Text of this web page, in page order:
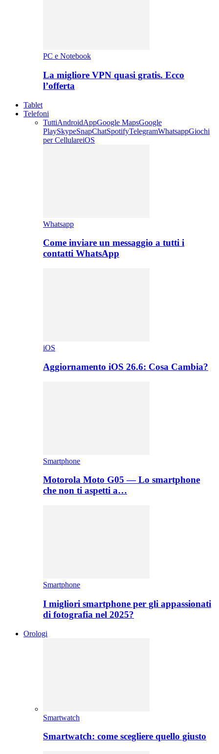
PC e Notebook
La migliore VPN quasi gratis. Ecco
l’offerta
Tablet
Telefoni
TuttiAndroidAppGoogle MapsGoogle
PlaySkypeSnapChatSpotifyTelegramWhatsappGiochi
per CellulareiOS
Whatsapp
Come inviare un messaggio a tutti i
contatti WhatsApp
iOS
Aggiornamento iOS 26.6: Cosa Cambia?
Smartphone
Motorola Moto G05 — Lo smartphone
che non ti aspetti a…
Smartphone
I migliori smartphone per gli appassionati
di fotografia nel 2025?
Orologi
Smartwatch
Smartwatch: come scegliere quello giusto